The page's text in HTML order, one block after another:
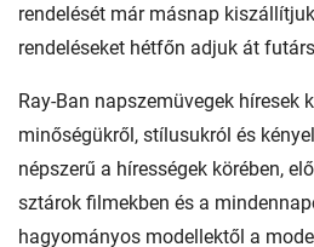
rendelését már másnap
rendeléseket hétfőn adjuk át
Ray-Ban napszemüvegek híresek
minőségükről, stílusukról és
népszerű a hírességek körében,
sztárok filmekben és a
hagyományos modellektől a